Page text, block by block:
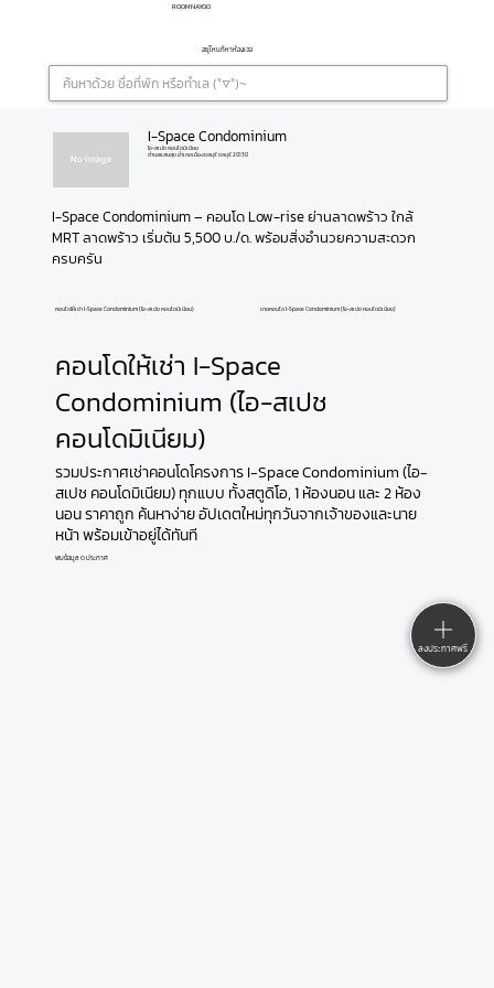
ROOMNAYOO
อยู่ไหนก็หาห้องเจอ
I-Space Condominium
ไอ-สเปช คอนโดมิเนียม
ตำบลแสนสุข อำเภอเมืองชลบุรี ชลบุรี 20130
I-Space Condominium – คอนโด Low-rise ย่านลาดพร้าว ใกล้
MRT ลาดพร้าว เริ่มต้น 5,500 บ./ด. พร้อมสิ่งอำนวยความสะดวก
ครบครัน
คอนโดให้เช่า I-Space Condominium (ไอ-สเปช คอนโดมิเนียม) ขายคอนโด I-Space Condominium (ไอ-สเปช คอนโดมิเนียม)
พบข้อมูล 0 ประกาศ
รวมประกาศเช่าคอนโดโครงการ I-Space Condominium (ไอ-
สเปช คอนโดมิเนียม) ทุกแบบ ทั้งสตูดิโอ, 1 ห้องนอน และ 2 ห้อง
นอน ราคาถูก ค้นหาง่าย อัปเดตใหม่ทุกวันจากเจ้าของและนาย
หน้า พร้อมเข้าอยู่ได้ทันที
คอนโดให้เช่า I-Space
Condominium (ไอ-สเปช
คอนโดมิเนียม)
ลงประกาศฟรี